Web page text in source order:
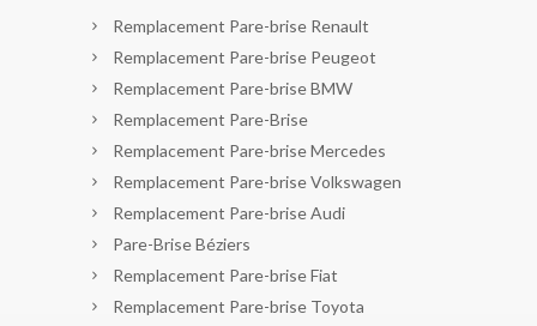
Remplacement Pare-brise Renault
Remplacement Pare-brise Peugeot
Remplacement Pare-brise BMW
Remplacement Pare-Brise
Remplacement Pare-brise Mercedes
Remplacement Pare-brise Volkswagen
Remplacement Pare-brise Audi
Pare-Brise Béziers
Remplacement Pare-brise Fiat
Remplacement Pare-brise Toyota